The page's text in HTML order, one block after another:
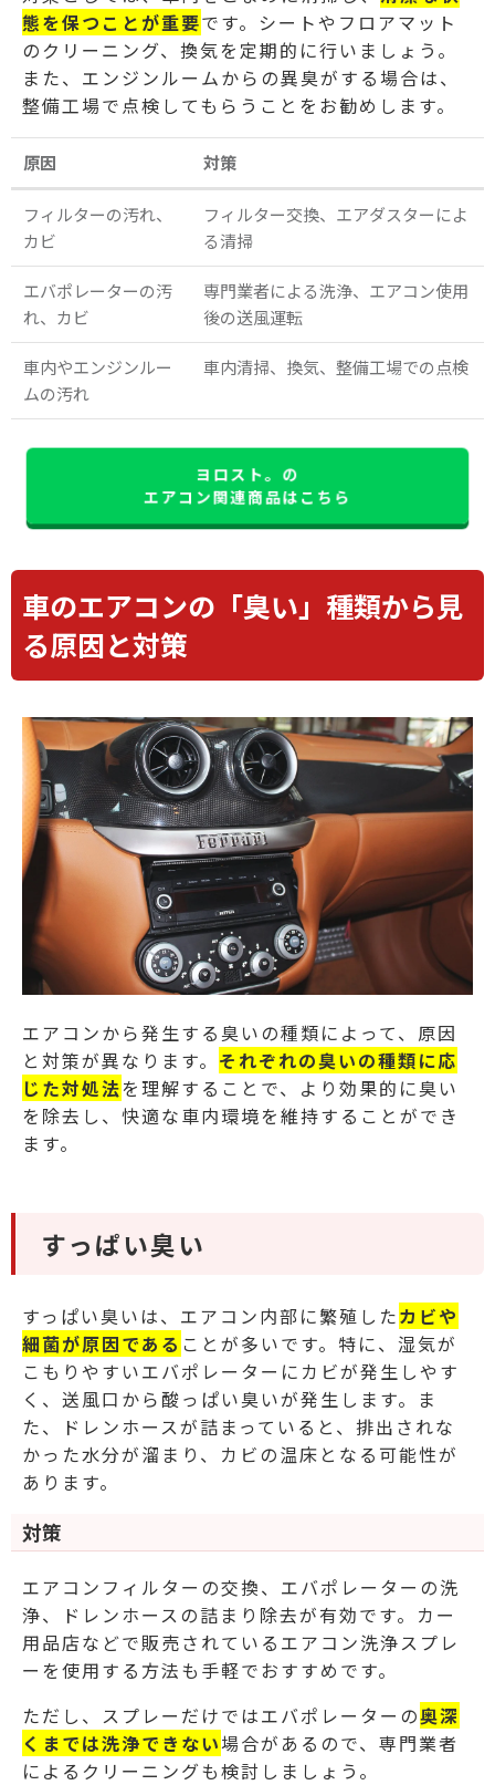
態を保つことが重要です。シートやフロアマット
のクリーニング、換気を定期的に行いましょう。
また、エンジンルームからの異臭がする場合は、
整備工場で点検してもらうことをお勧めします。
原因 対策
フィルターの汚れ、
カビ
フィルター交換、エアダスターによ
る清掃
エバポレーターの汚
れ、カビ
専門業者による洗浄、エアコン使用
後の送風運転
車内やエンジンルー
ムの汚れ
車内清掃、換気、整備工場での点検
ヨロスト。の
エアコン関連商品はこちら
車のエアコンの「臭い」種類から見
る原因と対策
エアコンから発生する臭いの種類によって、原因
と対策が異なります。 それぞれの臭いの種類に応
じた対処法を理解することで、より効果的に臭い
を除去し、快適な車内環境を維持することができ
ます。
すっぱい臭い
すっぱい臭いは、エアコン内部に繁殖したカビや
細菌が原因である ことが多いです。特に、湿気が
こもりやすいエバポレーターにカビが発生しやす
く、送風口から酸っぱい臭いが発生します。ま
た、ドレンホースが詰まっていると、排出されな
かった水分が溜まり、カビの温床となる可能性が
あります。
対策
エアコンフィルターの交換、エバポレーターの洗
浄、ドレンホースの詰まり除去が有効です。カー
用品店などで販売されているエアコン洗浄スプレ
ーを使用する方法も手軽でおすすめです。
ただし、スプレーだけではエバポレーターの奥深
くまでは洗浄できない場合があるので、専門業者
によるクリーニングも検討しましょう。